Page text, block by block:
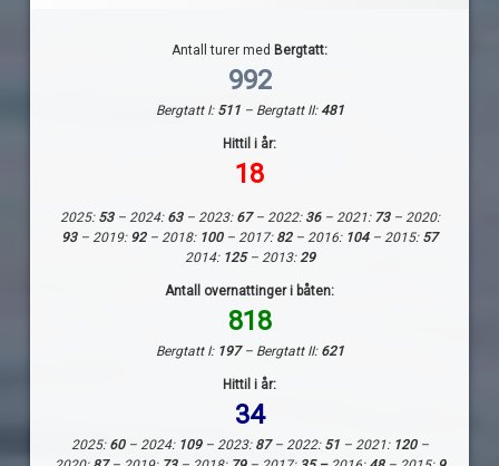
Antall turer med Bergtatt:
992
Bergtatt I: 511 – Bergtatt II:481
Hittil i år:
18
2025: 53– 2024:63– 2023: 67– 2022: 36– 2021: 73– 2020:
93– 2019: 92– 2018: 100 – 2017: 82– 2016: 104– 2015: 57
2014: 125– 2013: 29
Antall overnattinger i båten:
818
Bergtatt I: 197– Bergtatt II: 621
Hittil i år:
34
2025: 60– 2024: 109– 2023: 87– 2022: 51– 2021: 120–